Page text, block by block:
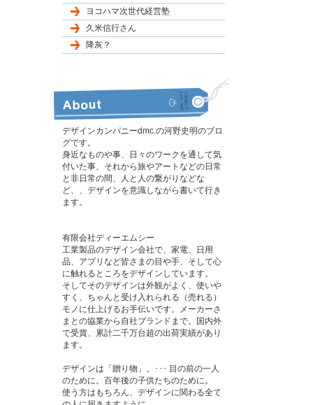
ヨコハマ次世代経営塾
久米信行さん
降灰？
デザインカンパニーdmc.の河野史明のブロ
グです。
身近なものや事、日々のワークを通して気
付いた事、それから旅やアートなどの日常
と非日常の間、人と人の繋がりなどな
ど、、デザインを意識しながら書いて行き
ます。
有限会社ディーエムシー
工業製品のデザイン会社で、家電、日用
品、アプリなど皆さまの目や手、そして心
に触れるところをデザインしています。
そしてそのデザインは外観がよく、使いや
すく、ちゃんと受け入れられる（売れる）
モノに仕上げるお手伝いです。メーカーさ
まとの協業から自社ブランドまで。国内外
で受賞、累計二千万台超の出荷実績があり
ます。
デザインは「贈り物」。･･･ 目の前の一人
のために。百年後の子供たちのために。
使う方はもちろん、デザインに関わる全て